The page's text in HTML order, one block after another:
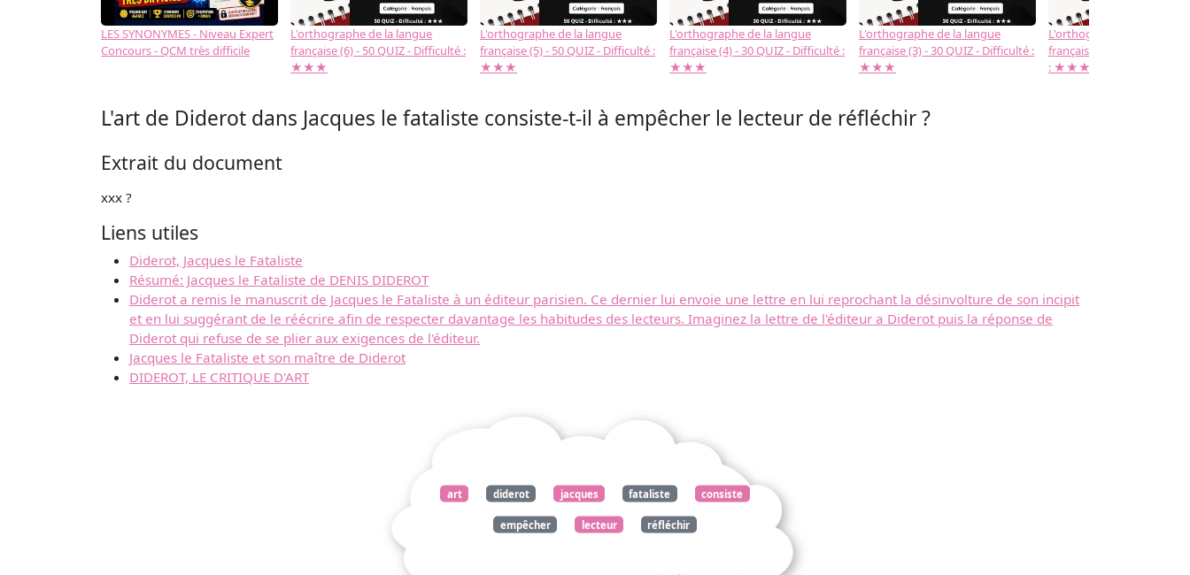
LES SYNONYMES - Niveau Expert
Concours - QCM très difficile
L'orthographe de la langue
française (6) - 50 QUIZ - Difficulté :
★★★
L'orthographe de la langue
française (5) - 50 QUIZ - Difficulté :
★★★
L'orthographe de la langue
française (4) - 30 QUIZ - Difficulté :
★★★
L'orthographe de la langue
française (3) - 30 QUIZ - Difficulté :
★★★
L'orthographe de la langue
française (2) -( 20 QUIZ -
: ★★★
L'art de Diderot dans Jacques le fataliste consiste-t-il à empêcher le lecteur de réfléchir ?
Extrait du document
xxx ?
Liens utiles
Diderot, Jacques le Fataliste
Résumé: Jacques le Fataliste de DENIS DIDEROT
Diderot a remis le manuscrit de Jacques le Fataliste à un éditeur parisien. Ce dernier lui envoie une lettre en lui reprochant la désinvolture de son incipit
et en lui suggérant de le réécrire afin de respecter davantage les habitudes des lecteurs. Imaginez la lettre de l'éditeur a Diderot puis la réponse de
Diderot qui refuse de se plier aux exigences de l'éditeur.
Jacques le Fataliste et son maître de Diderot
DIDEROT, LE CRITIQUE D'ART
art diderot jacques fataliste consiste
empêcher lecteur réfléchir